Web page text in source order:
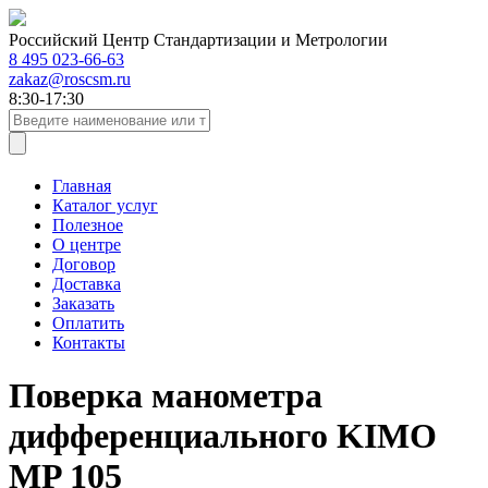
Российский Центр Стандартизации и Метрологии
8 495 023-66-63
zakaz@roscsm.ru
8:30-17:30
Главная
Каталог услуг
Полезное
О центре
Договор
Доставка
Заказать
Оплатить
Контакты
Поверка манометра
дифференциального KIMO
MP 105